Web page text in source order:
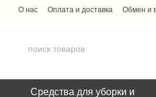
Перейти к основному контенту
О нас Оплата и доставка Обмен и
Средства для уборки и